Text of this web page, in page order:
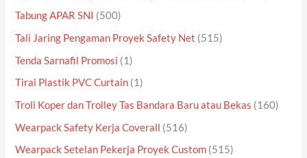
Tabung APAR SNI (500)
Tali Jaring Pengaman Proyek Safety Net (515)
Tenda Sarnafil Promosi (1)
Tirai Plastik PVC Curtain (1)
Troli Koper dan Trolley Tas Bandara Baru atau Bekas (160)
Wearpack Safety Kerja Coverall (516)
Wearpack Setelan Pekerja Proyek Custom (515)